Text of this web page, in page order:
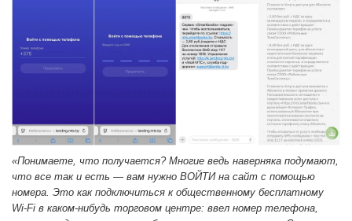
«Понимаете, что получается? Многие ведь наверняка подумают,
что все так и есть — вам нужно ВОЙТИ на сайт с помощью
номера. Это как подключиться к общественному бесплатному
Wi-Fi в каком-нибудь торговом центре: ввел номер телефона,